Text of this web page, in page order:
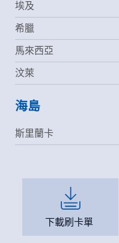
埃及
希臘
馬來西亞
汶萊
海島
斯里蘭卡
下載刷卡單